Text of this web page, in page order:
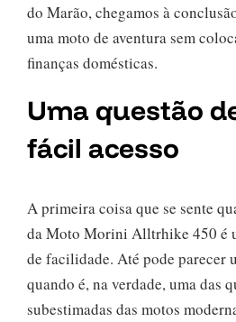
do Marão, chegamos à
uma moto de aventura sem
finanças domésticas.
Uma questão
fácil acesso
A primeira coisa que se sente
da Moto Morini Alltrhike 450 é
de facilidade. Até pode parecer
quando é, na verdade, uma das
subestimadas das motos